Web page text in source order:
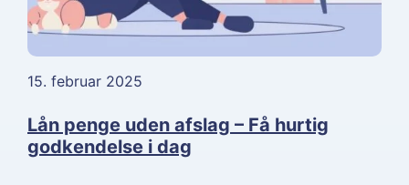
15. februar 2025
Lån penge uden afslag – Få hurtig
godkendelse i dag